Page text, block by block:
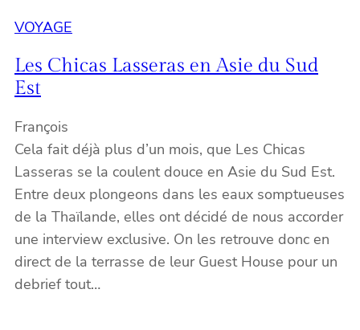
VOYAGE
Les Chicas Lasseras en Asie du Sud
Est
François
Cela fait déjà plus d’un mois, que Les Chicas
Lasseras se la coulent douce en Asie du Sud Est.
Entre deux plongeons dans les eaux somptueuses
de la Thaïlande, elles ont décidé de nous accorder
une interview exclusive. On les retrouve donc en
direct de la terrasse de leur Guest House pour un
debrief tout…